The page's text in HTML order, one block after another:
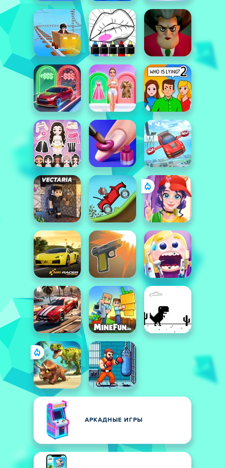
АРКАДНЫЕ ИГРЫ